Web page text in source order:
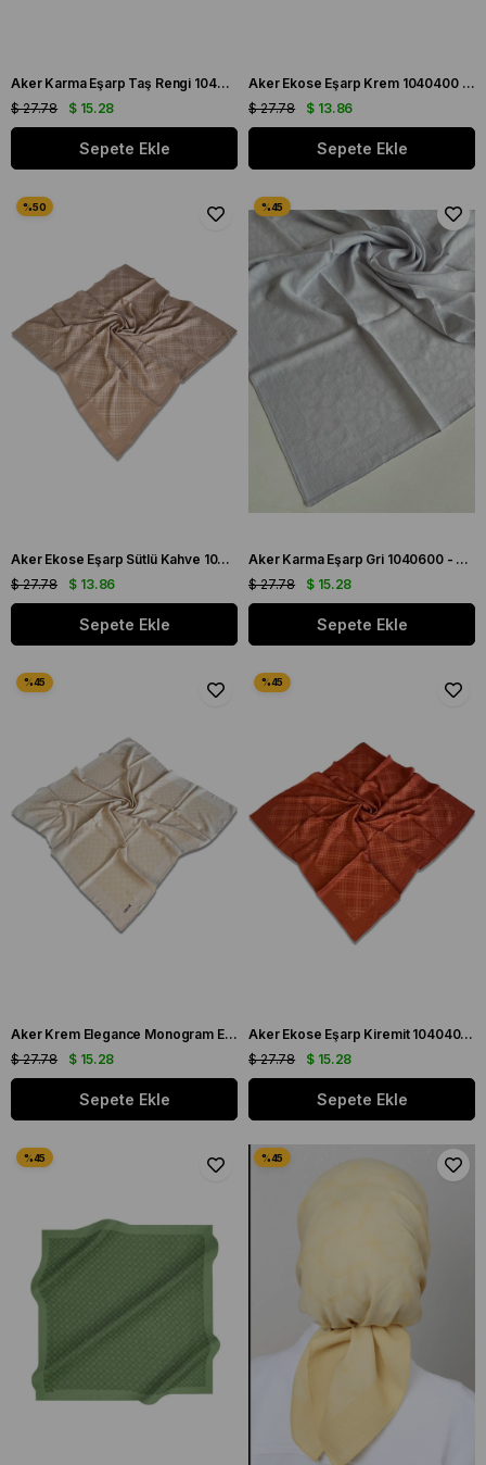
Aker Karma Eşarp Taş Rengi 1040600 - 912 - 32654
$ 15.28
$ 27.78
Sepete Ekle
Aker Ekose Eşarp Krem 1040400 - 933 - 32677
$ 13.86
$ 27.78
Sepete Ekle
Aker Ekose Eşarp Sütlü Kahve 1040400 - 981 - 32675
$ 13.86
$ 27.78
Sepete Ekle
Aker Karma Eşarp Gri 1040600 - 973 - 32664
$ 15.28
$ 27.78
Sepete Ekle
Aker Krem Elegance Monogram Eşarp 1090500 - 981
$ 15.28
$ 27.78
Sepete Ekle
Aker Ekose Eşarp Kiremit 1040400 - 961 - 32717
$ 15.28
$ 27.78
Sepete Ekle